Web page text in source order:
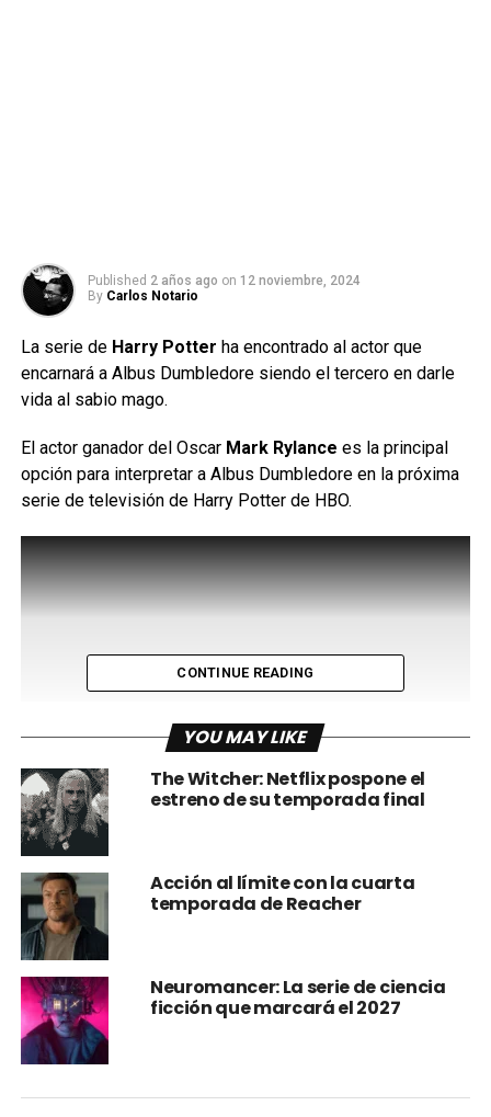
Published 2 años ago on 12 noviembre, 2024
By Carlos Notario
La serie de Harry Potter ha encontrado al actor que
encarnará a Albus Dumbledore siendo el tercero en darle
vida al sabio mago.
El actor ganador del Oscar Mark Rylance es la principal
opción para interpretar a Albus Dumbledore en la próxima
serie de televisión de Harry Potter de HBO.
SegúnVariety
, Rylance aún no está en conversaciones
para asumir el papel. Warner Bros. simplemente se ha
puesto en contacto para ver si Rylance estaría dispuesto a
interpretar al director de Hogwarts durante la duración de
la serie.
El medio no mencionó a ningún otro actor que el estudio
podría estar considerando para Dumbledore.
WB apunta a una ventana de 2026 para el lanzamiento
del programa de Harry Potter en Max.
CONTINUE READING
YOU MAY LIKE
The Witcher: Netflix pospone el
estreno de su temporada final
Acción al límite con la cuarta
temporada de Reacher
Neuromancer: La serie de ciencia
ficción que marcará el 2027